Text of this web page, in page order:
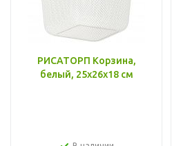
РИСАТОРП Корзина,
белый, 25x26x18 см